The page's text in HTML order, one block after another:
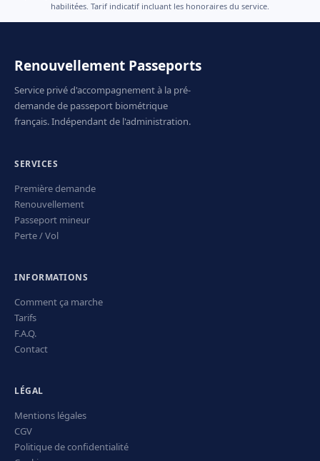
habilitées. Tarif indicatif incluant les honoraires du service.
Renouvellement Passeports
Service privé d'accompagnement à la pré-
demande de passeport biométrique
français. Indépendant de l'administration.
SERVICES
Première demande
Renouvellement
Passeport mineur
Perte / Vol
INFORMATIONS
Comment ça marche
Tarifs
F.A.Q.
Contact
LÉGAL
Mentions légales
CGV
Politique de confidentialité